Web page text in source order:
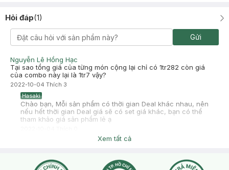
Hỏi đáp(1)
Gửi
Nguyễn Lê Hồng Hạc
Tại sao tổng giá của từng món cộng lại chỉ có 1tr282 còn giá
của combo này lại là 1tr7 vậy?
2022-10-04 Thích 3
Hasaki
Chào bạn, Mỗi sản phẩm có thời gian Deal khác nhau, nên
nếu hết thời gian Deal giá sẽ có set giá khác, bạn có thể
tham khảo giá sản phẩm lẻ ạ
Xem tất cả